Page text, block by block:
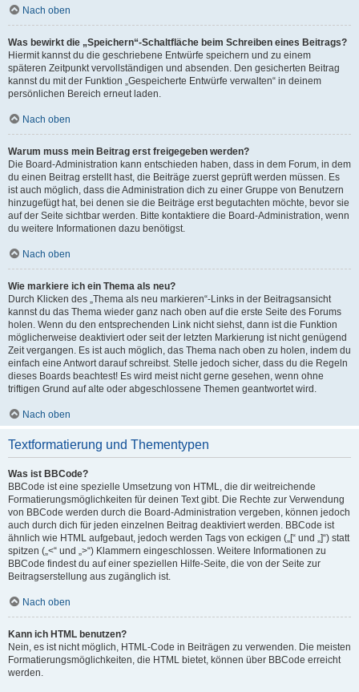
Nach oben
Was bewirkt die „Speichern“-Schaltfläche beim Schreiben eines Beitrags?
Hiermit kannst du die geschriebene Entwürfe speichern und zu einem
späteren Zeitpunkt vervollständigen und absenden. Den gesicherten Beitrag
kannst du mit der Funktion „Gespeicherte Entwürfe verwalten“ in deinem
persönlichen Bereich erneut laden.
Nach oben
Warum muss mein Beitrag erst freigegeben werden?
Die Board-Administration kann entschieden haben, dass in dem Forum, in dem
du einen Beitrag erstellt hast, die Beiträge zuerst geprüft werden müssen. Es
ist auch möglich, dass die Administration dich zu einer Gruppe von Benutzern
hinzugefügt hat, bei denen sie die Beiträge erst begutachten möchte, bevor sie
auf der Seite sichtbar werden. Bitte kontaktiere die Board-Administration, wenn
du weitere Informationen dazu benötigst.
Nach oben
Wie markiere ich ein Thema als neu?
Durch Klicken des „Thema als neu markieren“-Links in der Beitragsansicht
kannst du das Thema wieder ganz nach oben auf die erste Seite des Forums
holen. Wenn du den entsprechenden Link nicht siehst, dann ist die Funktion
möglicherweise deaktiviert oder seit der letzten Markierung ist nicht genügend
Zeit vergangen. Es ist auch möglich, das Thema nach oben zu holen, indem du
einfach eine Antwort darauf schreibst. Stelle jedoch sicher, dass du die Regeln
dieses Boards beachtest! Es wird meist nicht gerne gesehen, wenn ohne
triftigen Grund auf alte oder abgeschlossene Themen geantwortet wird.
Nach oben
Textformatierung und Thementypen
Was ist BBCode?
BBCode ist eine spezielle Umsetzung von HTML, die dir weitreichende
Formatierungsmöglichkeiten für deinen Text gibt. Die Rechte zur Verwendung
von BBCode werden durch die Board-Administration vergeben, können jedoch
auch durch dich für jeden einzelnen Beitrag deaktiviert werden. BBCode ist
ähnlich wie HTML aufgebaut, jedoch werden Tags von eckigen („[“ und „]“) statt
spitzen („<“ und „>“) Klammern eingeschlossen. Weitere Informationen zu
BBCode findest du auf einer speziellen Hilfe-Seite, die von der Seite zur
Beitragserstellung aus zugänglich ist.
Nach oben
Kann ich HTML benutzen?
Nein, es ist nicht möglich, HTML-Code in Beiträgen zu verwenden. Die meisten
Formatierungsmöglichkeiten, die HTML bietet, können über BBCode erreicht
werden.